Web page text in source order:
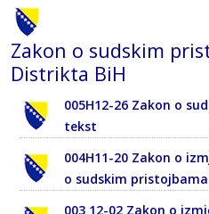
Zakon o sudskim
Distrikta BiH
005H12-26 Zakon o
tekst
004H11-20 Zakon o
o sudskim pristojbama
003 12-02 Zakon o